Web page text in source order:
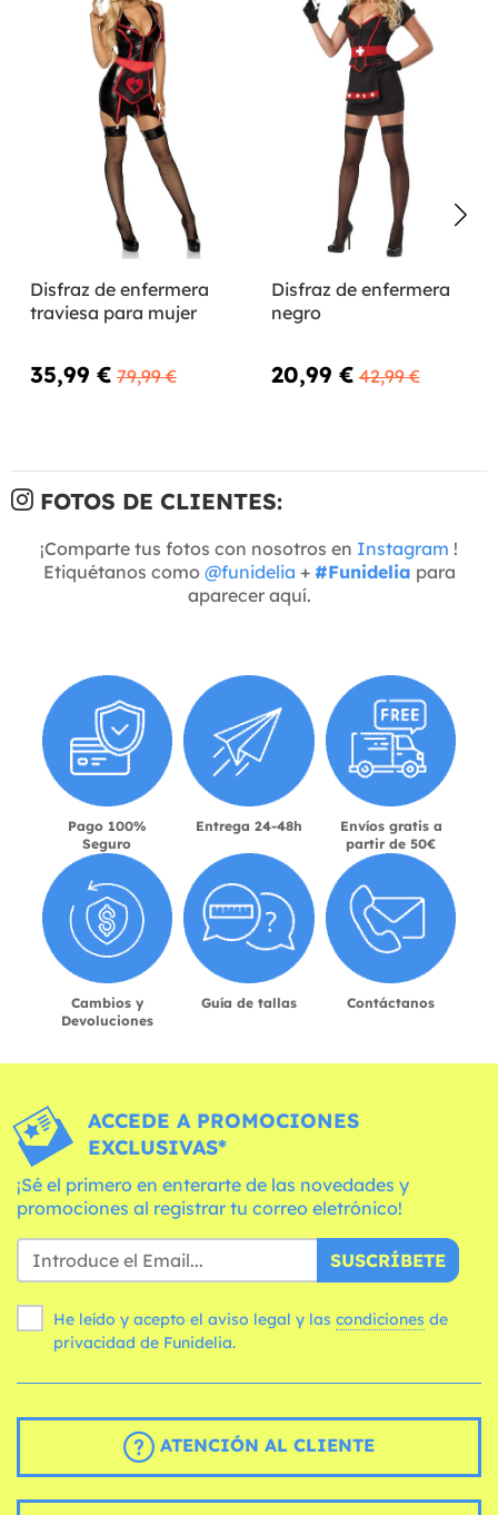
Disfraz de enfermera
traviesa para mujer
35,99 € 79,99 €
Disfraz de enfermera
negro
20,99 € 42,99 €
FOTOS DE CLIENTES:
¡Comparte tus fotos con nosotros en Instagram !
Etiquétanos como @funidelia + #Funidelia para
aparecer aquí.
Pago 100%
Seguro
Entrega 24-48h
Envíos gratis a
partir de 50€
Cambios y
Devoluciones
Guía de tallas Contáctanos
ACCEDE A PROMOCIONES
EXCLUSIVAS*
¡Sé el primero en enterarte de las novedades y
promociones al registrar tu correo eletrónico!
SUSCRÍBETE
He leído y acepto el aviso legal y las condiciones
privacidad de Funidelia.
ATENCIÓN AL CLIENTE